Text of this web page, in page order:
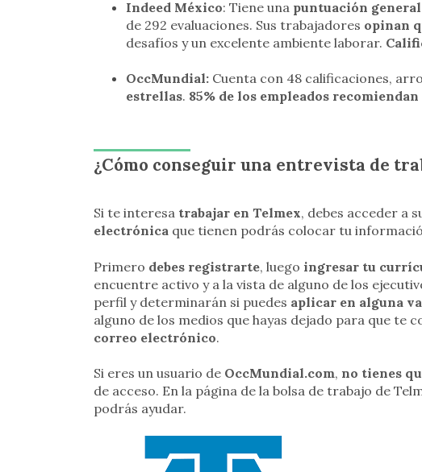
Indeed México: Tiene una puntuación
de 292 evaluaciones. Sus trabajadores opinan
desafíos y un excelente ambiente laborar.
OccMundial:Cuenta con 48 calificaciones,
estrellas. 85% de los empleados recomiendan
¿Cómo conseguir una entrevista de
Si te interesa trabajar en Telmex, debes acceder a
electrónicaque tienen podrás colocar tu
Primero debes registrarte, luego ingresar tu
encuentre activo y a la vista de alguno de los
perfil y determinarán si puedes aplicar en alguna
alguno de los medios que hayas dejado para que
correo electrónico.
Si eres un usuario de OccMundial.com, no tienes
de acceso. En la página de la bolsa de trabajo de
podrás ayudar.